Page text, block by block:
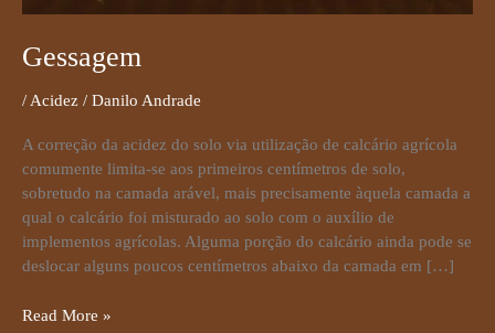
Gessagem
/Acidez / Danilo Andrade
A correção da acidez do solo via utilização de calcário agrícola
comumente limita-se aos primeiros centímetros de solo,
sobretudo na camada arável, mais precisamente àquela camada a
qual o calcário foi misturado ao solo com o auxílio de
implementos agrícolas. Alguma porção do calcário ainda pode se
deslocar alguns poucos centímetros abaixo da camada em […]
Read More »